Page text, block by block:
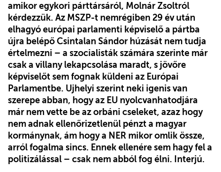
amikor egykori párttársáról, Molnár Zsoltról
kérdezzük. Az MSZP-t nemrégiben 29 év után
elhagyó európai parlamenti képviselő a pártba
újra belépő Csintalan Sándor húzását nem tudja
értelmezni – a szocialisták számára szerinte már
csak a villany lekapcsolása maradt, s jövőre
képviselőt sem fognak küldeni az Európai
Parlamentbe. Ujhelyi szerint neki igenis van
szerepe abban, hogy az EU nyolcvanhatodjára
már nem vette be az orbáni cseleket, azaz hogy
nem adnak ellenőrizetlenül pénzt a magyar
kormánynak, ám hogy a NER mikor omlik össze,
arról fogalma sincs. Ennek ellenére sem hagy fel a
politizálással – csak nem abból fog élni. Interjú.